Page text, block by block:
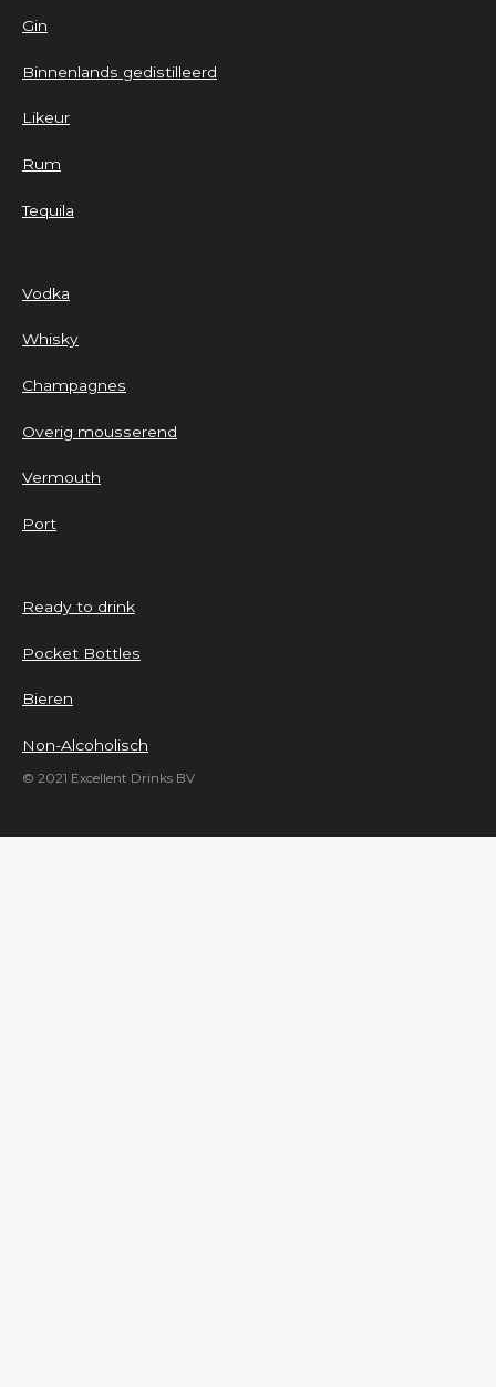
Gin
Binnenlands gedistilleerd
Likeur
Rum
Tequila
Vodka
Whisky
Champagnes
Overig mousserend
Vermouth
Port
Ready to drink
Pocket Bottles
Bieren
Non-Alcoholisch
© 2021 Excellent Drinks BV